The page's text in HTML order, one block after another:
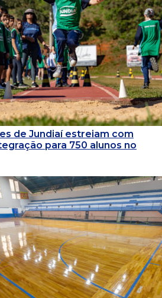
de Jundiaí estreiam com
para 750 alunos no